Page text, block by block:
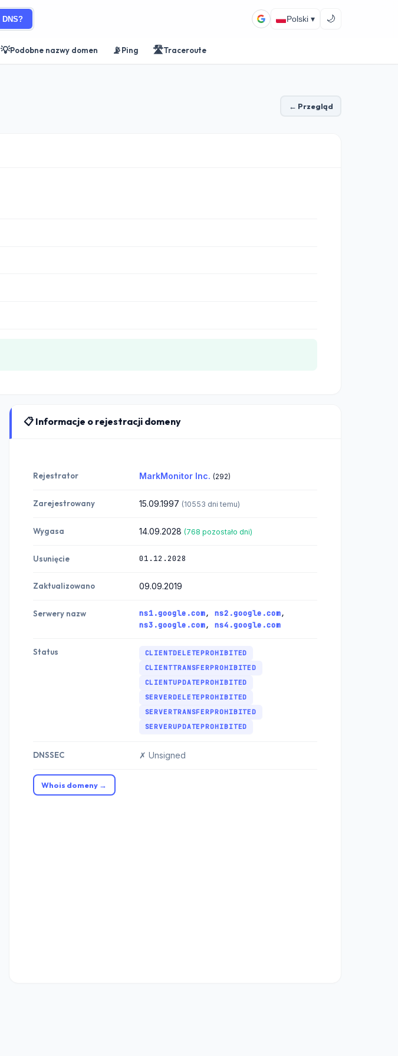
DNS? Polski ▾ 🌙
💡Podobne nazwy domen 📡Ping 🛣️Traceroute
← Przegląd
📋 Informacje o rejestracji domeny
Rejestrator MarkMonitor Inc. (292)
Zarejestrowany 15.09.1997 (10553 dni temu)
Wygasa 14.09.2028 (768 pozostało dni)
Usunięcie 01.12.2028
Zaktualizowano 09.09.2019
Serwery nazw ns1.google.com, ns2.google.com,
ns3.google.com, ns4.google.com
Status
CLIENTDELETEPROHIBITED
CLIENTTRANSFERPROHIBITED
CLIENTUPDATEPROHIBITED
SERVERDELETEPROHIBITED
SERVERTRANSFERPROHIBITED
SERVERUPDATEPROHIBITED
DNSSEC ✗ Unsigned
Whois domeny →